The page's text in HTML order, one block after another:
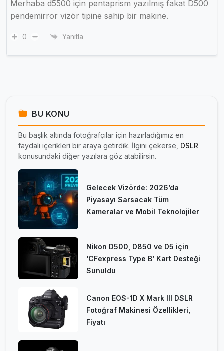
Merhaba d5500 için pentaprism yazılmış fakat D500
pendemirror vizör tipine sahip bir makine.
0 Yanıtla
BU KONU
Bu başlık altında fotoğrafçılar için hazırladığımız en
faydalı içerikleri bir araya getirdik. İlgini çekerse, DSLR
konusundaki diğer yazılara göz atabilirsin.
Gelecek Vizörde: 2026’da
Piyasayı Sarsacak Tüm
Kameralar ve Mobil Teknolojiler
Nikon D500, D850 ve D5 için
‘CFexpress Type B’ Kart Desteği
Sunuldu
Canon EOS-1D X Mark III DSLR
Fotoğraf Makinesi Özellikleri,
Fiyatı